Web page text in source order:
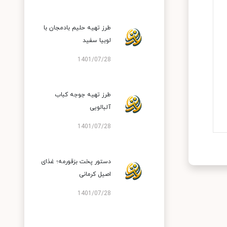
طرز تهیه حلیم بادمجان با
لوبیا سفید
1401/07/28
طرز تهیه جوجه کباب
آلبالویی
1401/07/28
دستور پخت بزقورمه؛ غذای
اصیل کرمانی
1401/07/28